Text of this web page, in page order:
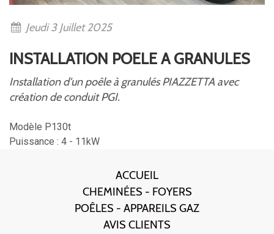
Jeudi 3 Juillet 2025
INSTALLATION POELE A GRANULES
Installation d'un poêle à granulés PIAZZETTA avec
création de conduit PGI.
Modèle P130t
Puissance : 4 - 11kW
ACCUEIL
CHEMINÉES - FOYERS
POÊLES - APPAREILS GAZ
AVIS CLIENTS